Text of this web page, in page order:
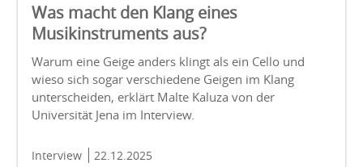
Was macht den Klang eines
Musikinstruments aus?
Warum eine Geige anders klingt als ein Cello und
wieso sich sogar verschiedene Geigen im Klang
unterscheiden, erklärt Malte Kaluza von der
Universität Jena im Interview.
Interview 22.12.2025